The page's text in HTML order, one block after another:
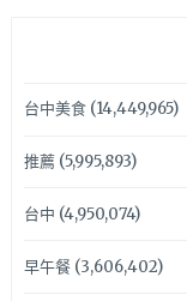
台中美食(14,449,965)
推薦(5,995,893)
台中 (4,950,074)
早午餐(3,606,402)